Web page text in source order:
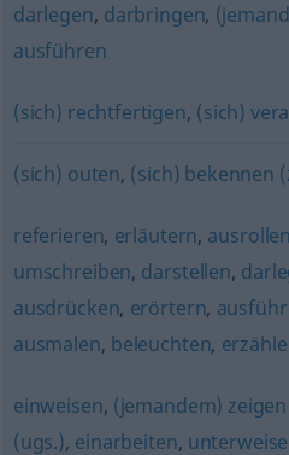
darlegen, darbringen,
ausführen
(sich) rechtfertigen, (sich)
(sich) outen, (sich) bekennen
referieren, erläutern, ausrollen
umschreiben, darstellen,
ausdrücken, erörtern,
ausmalen, beleuchten,
einweisen, (jemandem)
(ugs.), einarbeiten,